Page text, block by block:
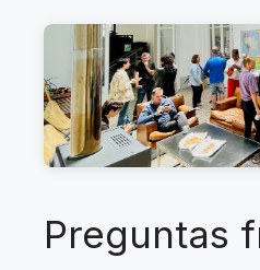
Preguntas